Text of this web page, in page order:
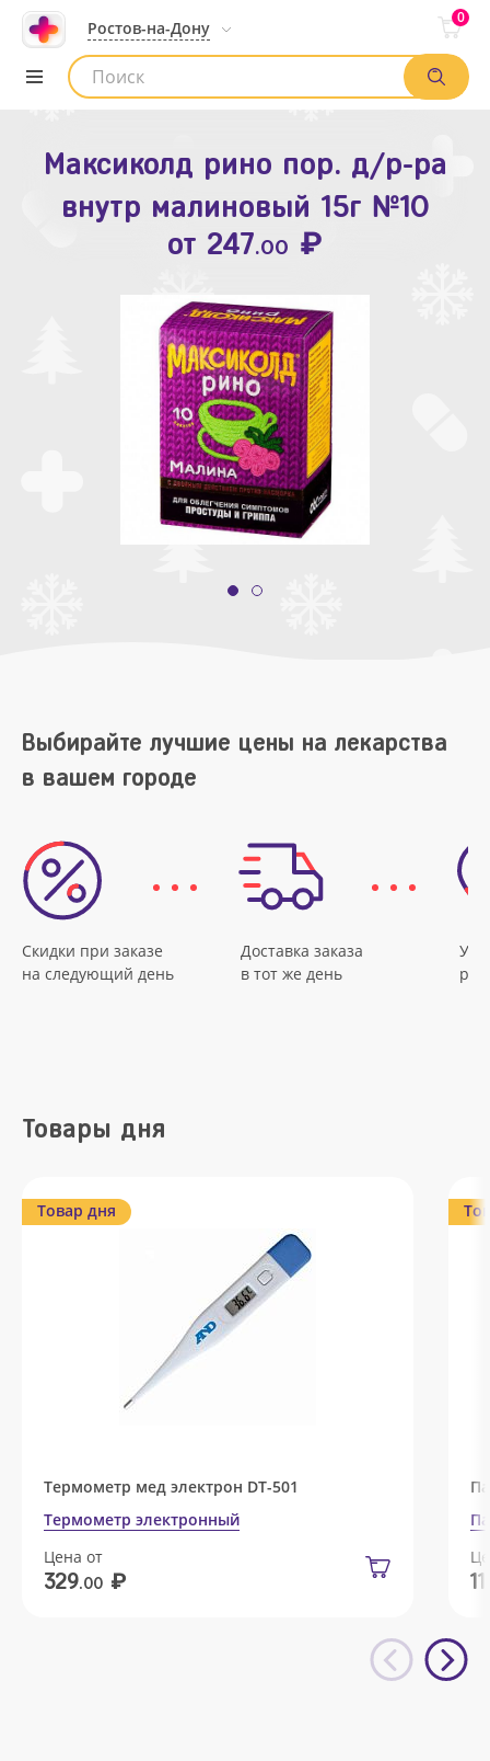
Ростов-на-Дону
0
Список аптек
Максиколд рино пор. д/р-ра
внутр малиновый 15г №10
от 247.00 ₽
Зодак таб. п.п.о. 10мг №10
от109.80 ₽
Выбирайте лучшие цены на лекарства
в вашем городе
Скидки при заказе
на следующий день
Доставка заказа
в тот же день
Товары дня
Товар дня
Термометр мед электрон DT-501
Термометр электронный
Цена от
329.00 ₽ 11